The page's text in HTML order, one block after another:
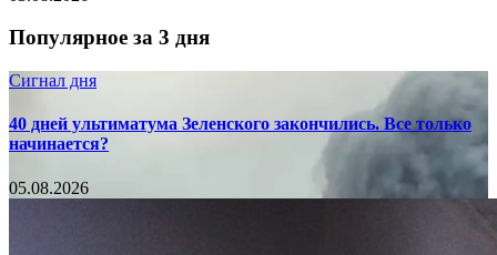
Популярное за 3 дня
Сигнал дня
40 дней ультиматума Зеленского закончились. Все только
начинается?
05.08.2026